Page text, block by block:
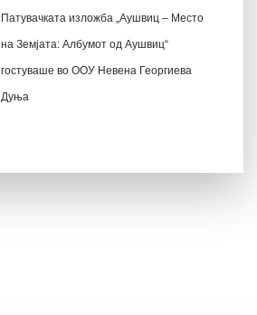
Патувачката изложба „Аушвиц – Место
на Земјата: Албумот од Аушвиц“
гостуваше во ООУ Невена Георгиева
Дуња